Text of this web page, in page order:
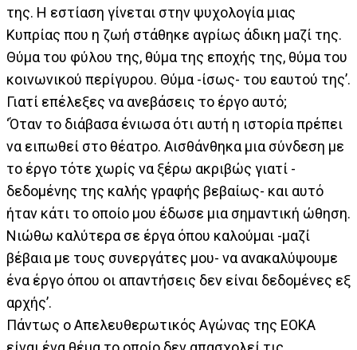
της. Η εστίαση γίνεται στην ψυχολογία μιας
Κυπρίας που η ζωή στάθηκε αγρίως άδικη μαζί της.
Θύμα του φύλου της, θύμα της εποχής της, θύμα του
κοινωνικού περίγυρου. Θύμα -ίσως- του εαυτού της’.
Γιατί επέλεξες να ανεβάσεις το έργο αυτό;
‘Όταν το διάβασα ένιωσα ότι αυτή η ιστορία πρέπει
να ειπωθεί στο θέατρο. Αισθάνθηκα μια σύνδεση με
το έργο τότε χωρίς να ξέρω ακριβώς γιατί -
δεδομένης της καλής γραφής βεβαίως- και αυτό
ήταν κάτι το οποίο μου έδωσε μια σημαντική ώθηση.
Νιώθω καλύτερα σε έργα όπου καλούμαι -μαζί
βέβαια με τους συνεργάτες μου- να ανακαλύψουμε
ένα έργο όπου οι απαντήσεις δεν είναι δεδομένες εξ
αρχής’.
Πάντως ο Απελευθερωτικός Αγώνας της ΕΟΚΑ